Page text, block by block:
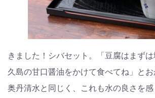
きました！シバセット。「豆腐はまず
久島の甘口醤油をかけて食べてね」と
奥丹清水と同じく、これも水の良さを